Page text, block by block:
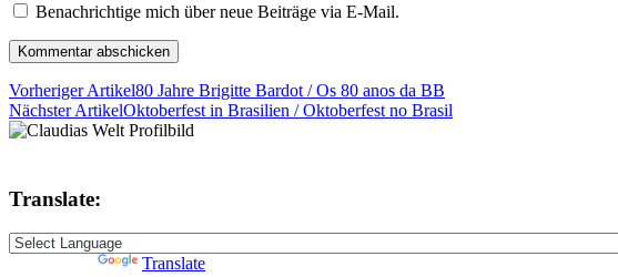
Benachrichtige mich über neue Beiträge via E-Mail.
Vorheriger Artikel80 Jahre Brigitte Bardot / Os 80 anos da BB
Nächster ArtikelOktoberfest in Brasilien / Oktoberfest no Brasil
Translate:
Translate